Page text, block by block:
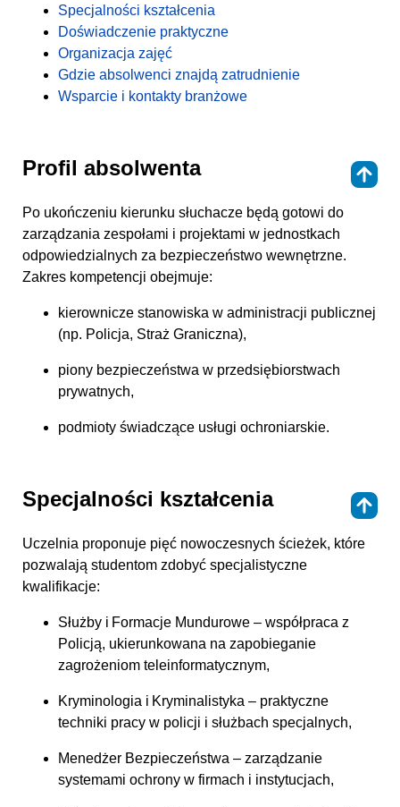
Specjalności kształcenia
Doświadczenie praktyczne
Organizacja zajęć
Gdzie absolwenci znajdą zatrudnienie
Wsparcie i kontakty branżowe
Profil absolwenta
Po ukończeniu kierunku słuchacze będą gotowi do
zarządzania zespołami i projektami w jednostkach
odpowiedzialnych za bezpieczeństwo wewnętrzne.
Zakres kompetencji obejmuje:
kierownicze stanowiska w administracji publicznej
(np. Policja, Straż Graniczna),
piony bezpieczeństwa w przedsiębiorstwach
prywatnych,
podmioty świadczące usługi ochroniarskie.
Specjalności kształcenia
Uczelnia proponuje pięć nowoczesnych ścieżek, które
pozwalają studentom zdobyć specjalistyczne
kwalifikacje:
Służby i Formacje Mundurowe – współpraca z
Policją, ukierunkowana na zapobieganie
zagrożeniom teleinformatycznym,
Kryminologia i Kryminalistyka – praktyczne
techniki pracy w policji i służbach specjalnych,
Menedżer Bezpieczeństwa – zarządzanie
systemami ochrony w firmach i instytucjach,